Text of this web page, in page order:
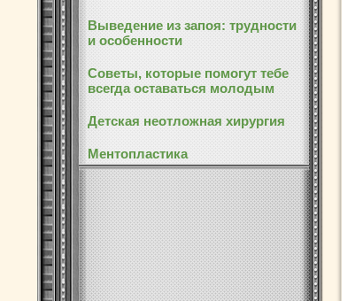
Выведение из запоя: трудности
и особенности
Советы, которые помогут тебе
всегда оставаться молодым
Детская неотложная хирургия
Ментопластика